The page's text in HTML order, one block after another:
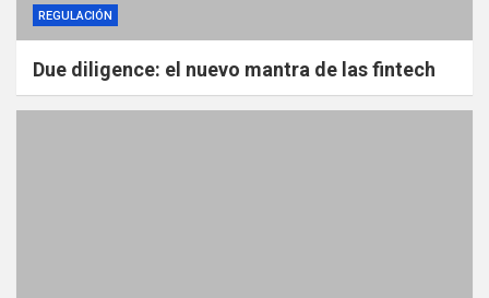
REGULACIÓN
Due diligence: el nuevo mantra de las fintech